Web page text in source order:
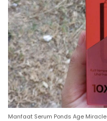
Manfaat Serum Ponds Age Miracle